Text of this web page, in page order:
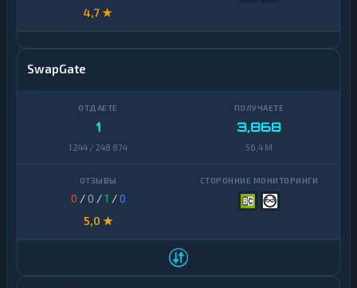
4,7 ★
SwapGate
1
1 244 / 248 874
3,868
56,4 M
0 / 0 /1 /0
5,0 ★